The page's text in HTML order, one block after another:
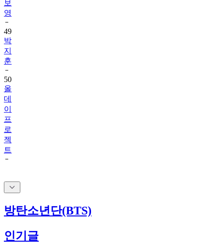
49
박
지
훈
50
올
데
이
프
로
젝
트
방탄소년단(BTS)
인기글